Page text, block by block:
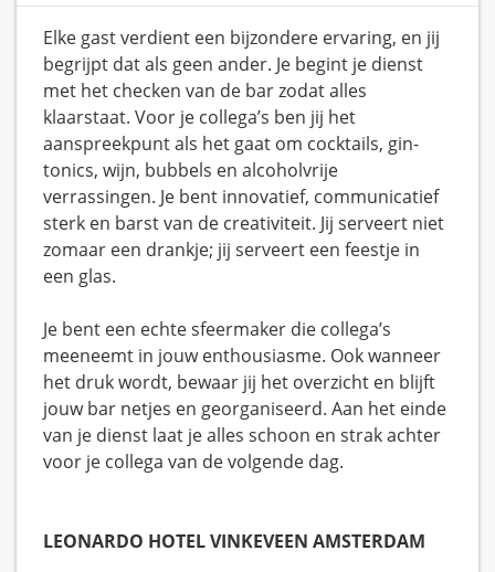
Elke gast verdient een bijzondere ervaring, en jij
begrijpt dat als geen ander. Je begint je dienst
met het checken van de bar zodat alles
klaarstaat. Voor je collega’s ben jij het
aanspreekpunt als het gaat om cocktails, gin-
tonics, wijn, bubbels en alcoholvrije
verrassingen. Je bent innovatief, communicatief
sterk en barst van de creativiteit. Jij serveert niet
zomaar een drankje; jij serveert een feestje in
een glas.
Je bent een echte sfeermaker die collega’s
meeneemt in jouw enthousiasme. Ook wanneer
het druk wordt, bewaar jij het overzicht en blijft
jouw bar netjes en georganiseerd. Aan het einde
van je dienst laat je alles schoon en strak achter
voor je collega van de volgende dag.
LEONARDO HOTEL VINKEVEEN AMSTERDAM